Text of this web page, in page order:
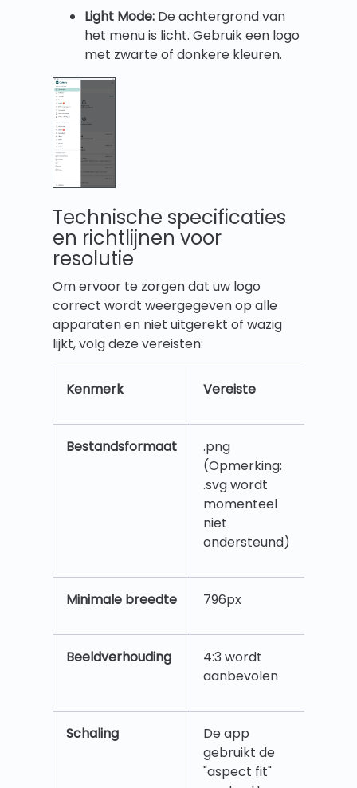
Light Mode: De achtergrond van
het menu is licht. Gebruik een logo
met zwarte of donkere kleuren.
Technische specificaties
en richtlijnen voor
resolutie
Om ervoor te zorgen dat uw logo
correct wordt weergegeven op alle
apparaten en niet uitgerekt of wazig
lijkt, volg deze vereisten:
Kenmerk Vereiste
Bestandsformaat
.png
(Opmerking:
.svg wordt
momenteel
niet
ondersteund)
Minimale breedte 796px
Beeldverhouding
4:3 wordt
aanbevolen
Schaling
De app
gebruikt de
"aspect fit"